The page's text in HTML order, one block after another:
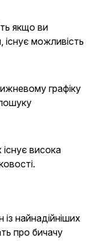
якщо ви
можливість
графіку
висока
найнадійніших
про бичачу